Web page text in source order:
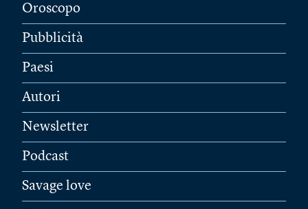
Oroscopo
Pubblicità
Paesi
Autori
Newsletter
Podcast
Savage love